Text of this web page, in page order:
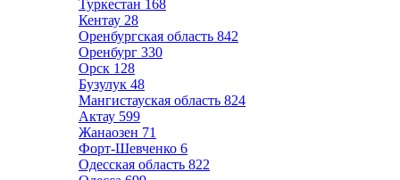
Туркестан 168
Кентау 28
Оренбургская область 842
Оренбург 330
Орск 128
Бузулук 48
Мангистауская область 824
Актау 599
Жанаозен 71
Форт-Шевченко 6
Одесская область 822